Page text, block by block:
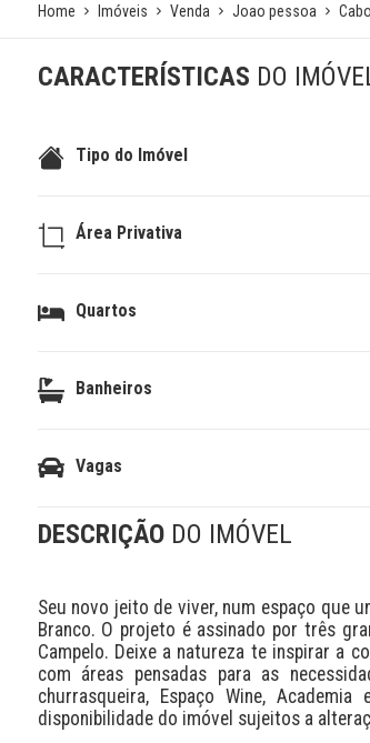
Home Imóveis Venda Joao pessoa
CARACTERÍSTICAS DO
Tipo do Imóvel
Área Privativa
Quartos
Banheiros
Vagas
DESCRIÇÃO DO IMÓVEL
Seu novo jeito de viver, num espaço que
Branco. O projeto é assinado por três
Campelo. Deixe a natureza te inspirar a
com áreas pensadas para as
churrasqueira, Espaço Wine,
disponibilidade do imóvel sujeitos a